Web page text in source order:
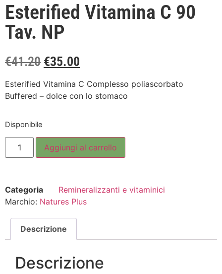
Esterified Vitamina C 90
Tav. NP
€41.20 €35.00
Esterified Vitamina C Complesso poliascorbato
Buffered – dolce con lo stomaco
Disponibile
Aggiungi al carrello
Categoria
Remineralizzanti e vitaminici
Marchio: Natures Plus
Descrizione
Descrizione